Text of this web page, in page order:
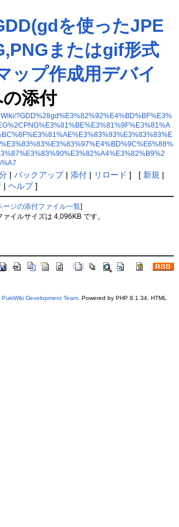
を使ったJPE
またはgif形式
ップ作成用デバイ
添付
?GDD%28gd%E3%82%92%E4%BD%BF%E3%
| バックアップ| 添付| リロード ] [ 新規 |
| ヘルプ]
ージの添付ファイル一覧
イルサイズは 4,096KB です。
PukiWiki Development Team. Powered by PHP 8.1.34. HTML